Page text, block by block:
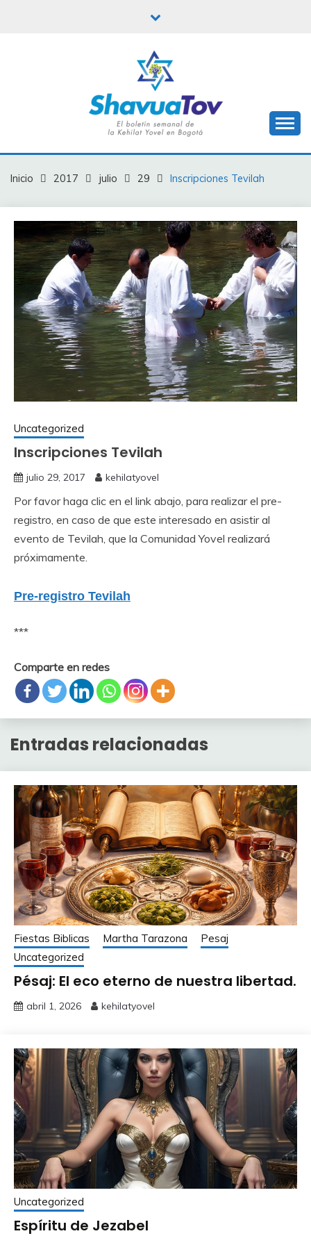
BOLETÍN SHAVUA
TOV
Inicio 2017 julio 29 Inscripciones Tevilah
Uncategorized
Inscripciones Tevilah
julio 29, 2017 kehilatyovel
Por favor haga clic en el link abajo, para realizar el pre-
registro, en caso de que este interesado en asistir al
evento de Tevilah, que la Comunidad Yovel realizará
próximamente.
Pre-registro Tevilah
***
Comparte en redes
Entradas relacionadas
Fiestas Biblicas Martha Tarazona
Pesaj
Uncategorized
Pésaj: El eco eterno de nuestra libertad.
abril 1, 2026 kehilatyovel
Uncategorized
Espíritu de Jezabel